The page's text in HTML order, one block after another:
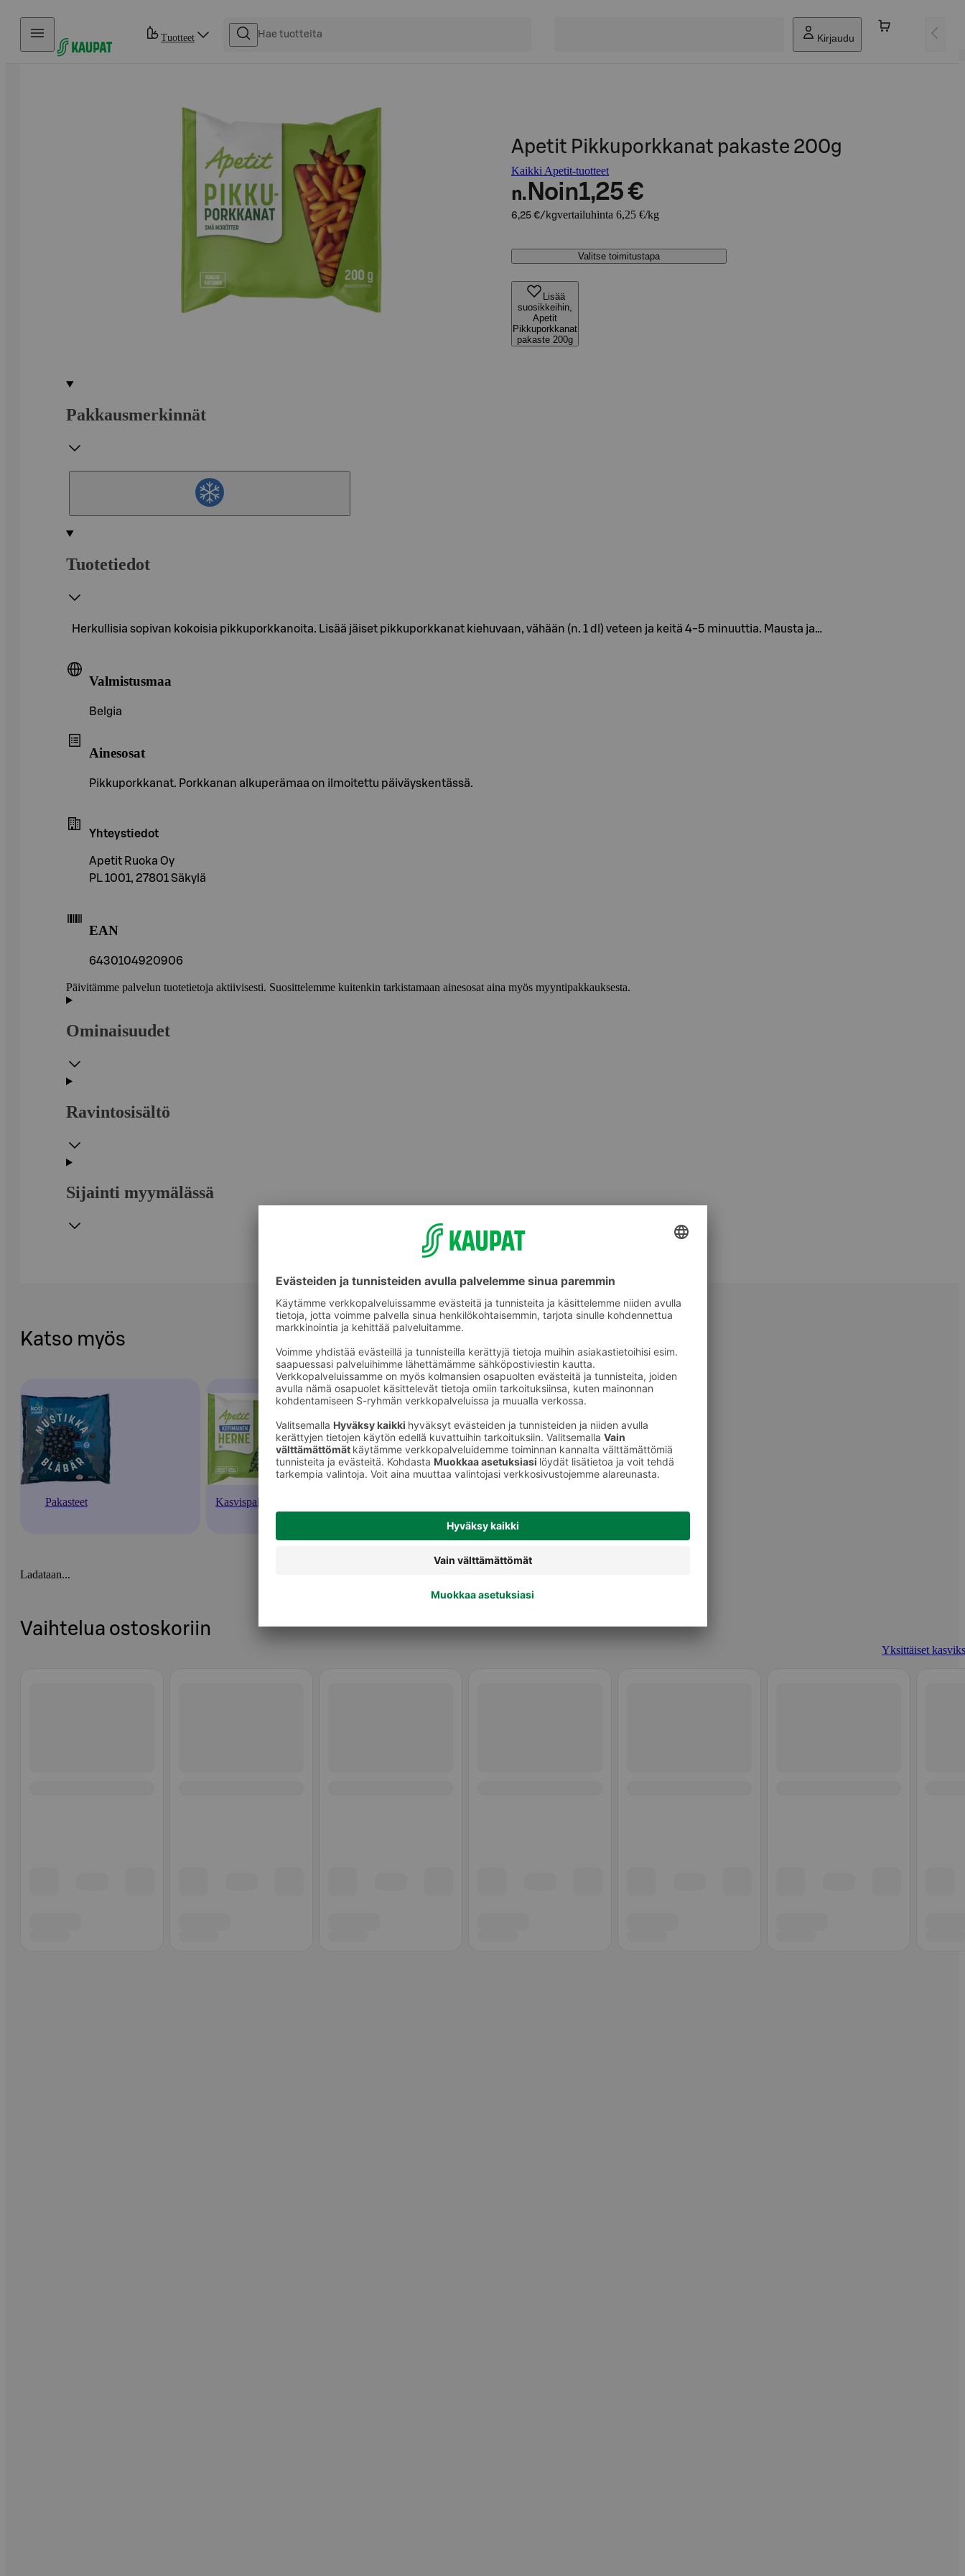
Hyppää sisältöön
Tuotteet Kirjaudu
Apetit Pikkuporkkanat pakaste 200g
Kaikki Apetit-tuotteet
n. Noin1,25 €
6,25 €/kgvertailuhinta 6,25 €/kg
Valitse toimitustapa
Lisää
suosikkeihin,
Apetit
Pikkuporkkanat
pakaste 200g
Pakkausmerkinnät
Tuotetiedot
Herkullisia sopivan kokoisia pikkuporkkanoita. Lisää jäiset pikkuporkkanat kiehuvaan, vähään (n. 1 dl) veteen ja keitä 4-5 minuuttia. Mausta ja…
Valmistusmaa
Belgia
Ainesosat
Pikkuporkkanat. Porkkanan alkuperämaa on ilmoitettu päiväyskentässä.
Yhteystiedot
Apetit Ruoka Oy
PL 1001, 27801 Säkylä
EAN
6430104920906
Päivitämme palvelun tuotetietoja aktiivisesti. Suosittelemme kuitenkin tarkistamaan ainesosat aina myös myyntipakkauksesta.
Ominaisuudet
Ravintosisältö
Sijainti myymälässä
Katso myös
Pakasteet Kasvispakasteet
Ladataan...
Vaihtelua ostoskoriin
Yksittäiset